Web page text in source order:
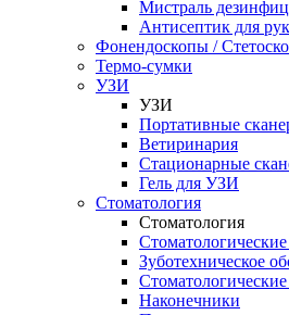
Мистраль
Антисептик для рук
Фонендоскопы /
Термо-сумки
УЗИ
УЗИ
Портативные
Ветиринария
Стационарные
Гель для УЗИ
Стоматология
Стоматология
Зуботехническое
Наконечники